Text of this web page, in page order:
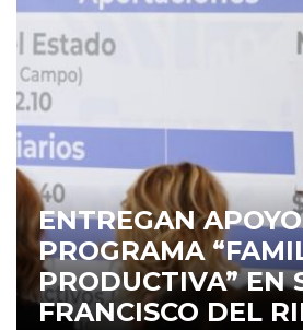
ENTREGAN
PROGRAMA
PRODUCTIVA” EN
FRANCISCO DEL